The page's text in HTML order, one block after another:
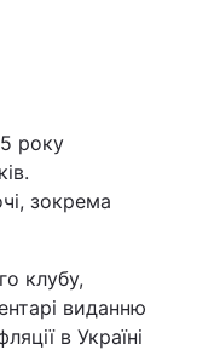
року
зокрема
клубу,
виданню
в Україні